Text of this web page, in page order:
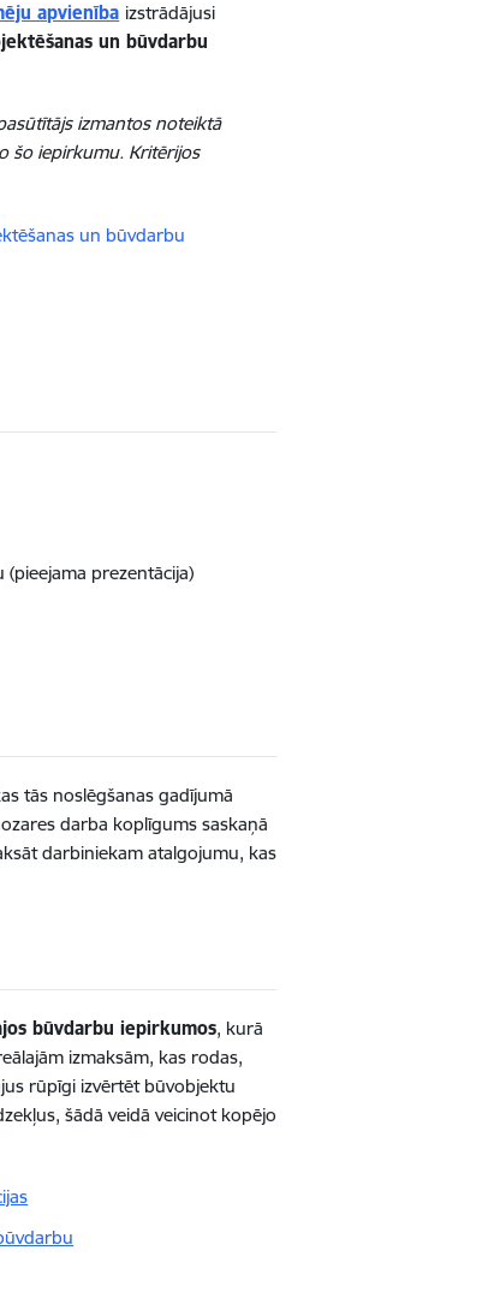
apvienība izstrādājusi
un būvdarbu
izmantos noteiktā
šo iepirkumu. Kritērijos
un būvdarbu
prezentācija)
tās noslēgšanas gadījumā
darba koplīgums saskaņā
darbiniekam atalgojumu, kas
būvdarbu iepirkumos, kurā
izmaksām, kas rodas,
rūpīgi izvērtēt būvobjektu
šādā veidā veicinot kopējo